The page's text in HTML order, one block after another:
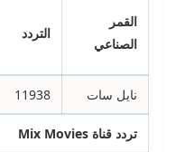
القمر
الصناعي
التردد
نايل سات 11938
تردد قناة Mix Movies